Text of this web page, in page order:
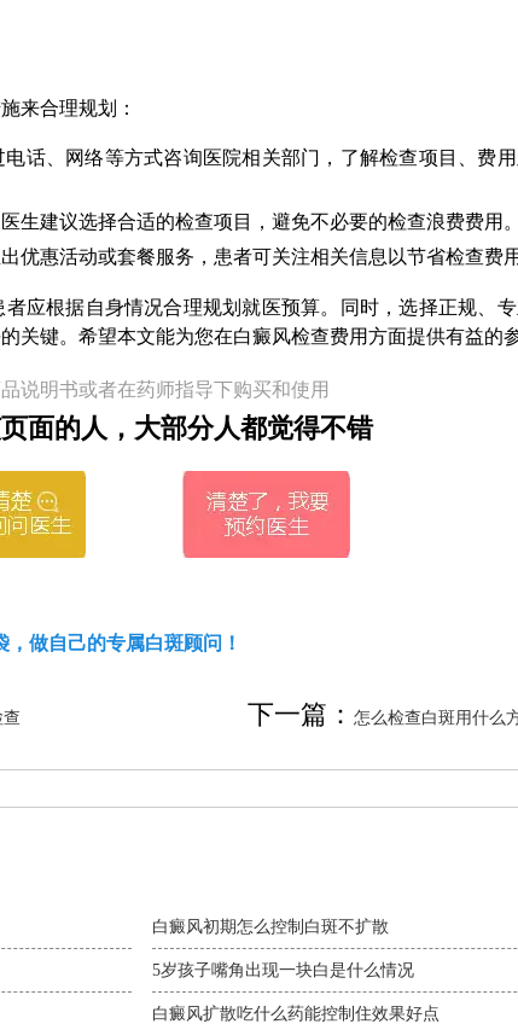
来合理规划：
电话、网络等方式咨询医院相关部门，了解检查项目、费
生建议选择合适的检查项目，避免不必要的检查浪费费用。
优惠活动或套餐服务，患者可关注相关信息以节省检查费用
应根据自身情况合理规划就医预算。同时，选择正规、
关键。希望本文能为您在白癜风检查费用方面提供有益的参
说明书或者在药师指导下购买和使用
面的人，大部分人都觉得不错
做自己的专属白斑顾问！
下一篇：怎么检查白斑用什么
白癜风初期怎么控制白斑不扩散
5岁孩子嘴角出现一块白是什么情况
白癜风扩散吃什么药能控制住效果好点